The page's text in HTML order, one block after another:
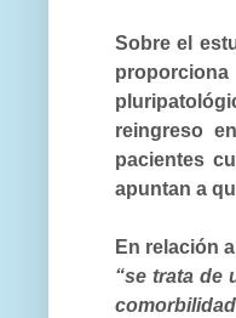
Sobre el
reingreso
pacientes
apuntan a
En relación
“se trata de